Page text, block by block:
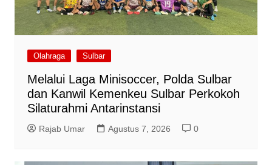
Olahraga Sulbar
Melalui Laga Minisoccer, Polda Sulbar
dan Kanwil Kemenkeu Sulbar Perkokoh
Silaturahmi Antarinstansi
Rajab Umar Agustus 7, 2026 0